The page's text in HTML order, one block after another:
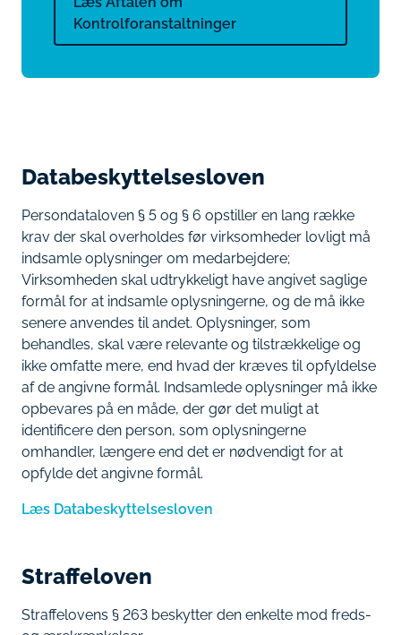
Kontrolforanstaltninger
Databeskyttelsesloven
Persondataloven § 5 og § 6 opstiller en lang række
krav der skal overholdes før virksomheder lovligt må
indsamle oplysninger om medarbejdere;
Virksomheden skal udtrykkeligt have angivet saglige
formål for at indsamle oplysningerne, og de må ikke
senere anvendes til andet. Oplysninger, som
behandles, skal være relevante og tilstrækkelige og
ikke omfatte mere, end hvad der kræves til opfyldelse
af de angivne formål. Indsamlede oplysninger må ikke
opbevares på en måde, der gør det muligt at
identificere den person, som oplysningerne
omhandler, længere end det er nødvendigt for at
opfylde det angivne formål.
Læs Databeskyttelsesloven
Straffeloven
Straffelovens § 263 beskytter den enkelte mod freds-